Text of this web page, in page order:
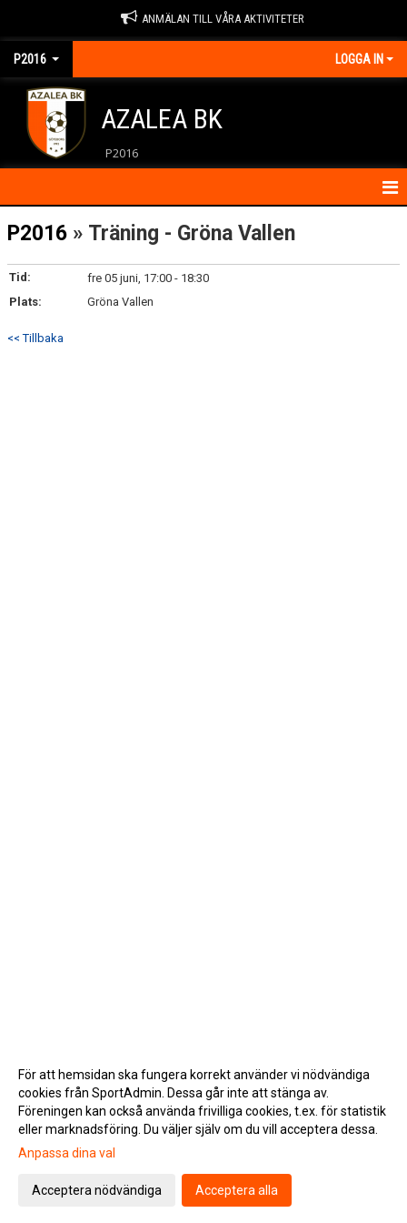
ANMÄLAN TILL VÅRA AKTIVITETER
P2016 LOGGA IN
AZALEA BK
P2016
HEM
KALENDER
KONTAKT
NYHETER
P2016 » Träning - Gröna Vallen
Tid:
fre 05 juni, 17:00 - 18:30
Plats:
Gröna Vallen
<< Tillbaka
Gå till Webbversion
För att hemsidan ska fungera korrekt använder vi nödvändiga
cookies från SportAdmin. Dessa går inte att stänga av.
Föreningen kan också använda frivilliga cookies, t.ex. för statistik
eller marknadsföring. Du väljer själv om du vill acceptera dessa.
Anpassa dina val
Acceptera nödvändiga Acceptera alla